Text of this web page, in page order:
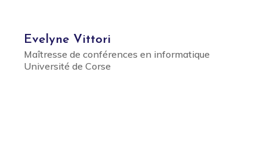
Evelyne Vittori
Maîtresse de conférences en informatique
Université de Corse